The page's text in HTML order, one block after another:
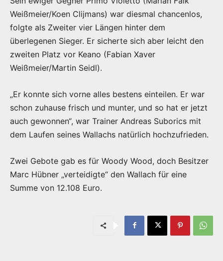
Weißmeier/Koen Clijmans) war diesmal chancenlos,
folgte als Zweiter vier Längen hinter dem
überlegenen Sieger. Er sicherte sich aber leicht den
zweiten Platz vor Keano (Fabian Xaver
Weißmeier/Martin Seidl).
„Er konnte sich vorne alles bestens einteilen. Er war
schon zuhause frisch und munter, und so hat er jetzt
auch gewonnen“, war Trainer Andreas Suborics mit
dem Laufen seines Wallachs natürlich hochzufrieden.
Zwei Gebote gab es für Woody Wood, doch Besitzer
Marc Hübner „verteidigte“ den Wallach für eine
Summe von 12.108 Euro.